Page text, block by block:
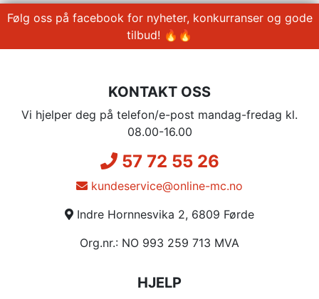
Følg oss på facebook for nyheter, konkurranser og gode
tilbud! 🔥🔥
KONTAKT OSS
Vi hjelper deg på telefon/e-post mandag-fredag kl.
08.00-16.00
57 72 55 26
kundeservice@online-mc.no
Indre Hornnesvika 2, 6809 Førde
Org.nr.: NO 993 259 713 MVA
HJELP